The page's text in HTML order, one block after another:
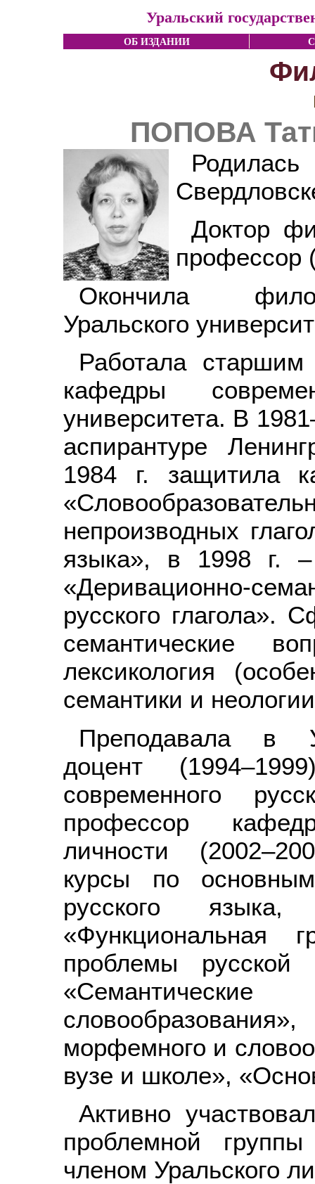
Уральский
ОБ ИЗДАНИИ
ПОПОВА
Доктор
профессор
Окончила
Уральского
Работала старшим
кафедры
университета. В
аспирантуре
1984 г. защитила
непроизводных
языка», в 1998 г. –
«Деривационно-
русского глагола».
семантические
лексикология
семантики и
Преподавала в
доцент
современного
профессор
личности
курсы по
русского
«Функциональная
проблемы русской
морфемного и
вузе и школе»,
Активно
проблемной
членом Уральского